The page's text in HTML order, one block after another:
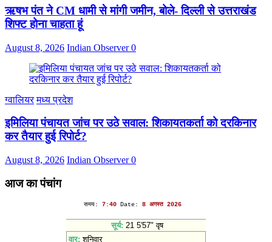
ऋषभ पंत ने CM धामी से मांगी जमीन, बोले- दिल्ली से उत्तराखंड
शिफ्ट होना चाहता हूं
August 8, 2026 Indian Observer0
ग्वालियर मध्य प्रदेश
इमिलिया पंचायत जांच पर उठे सवाल: शिकायतकर्ता को दरकिनार
कर तैयार हुई रिपोर्ट?
August 8, 2026 Indian Observer0
आज का पंचांग